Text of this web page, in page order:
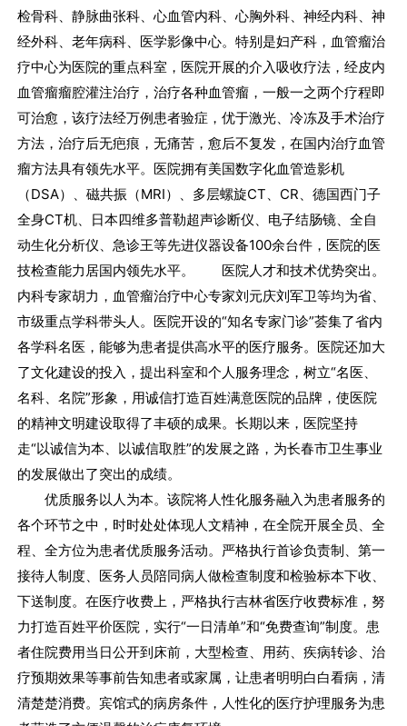
检骨科、静脉曲张科、心血管内科、心胸外科、神经内科、神
经外科、老年病科、医学影像中心。特别是妇产科，血管瘤治
疗中心为医院的重点科室，医院开展的介入吸收疗法，经皮内
血管瘤瘤腔灌注治疗，治疗各种血管瘤，一般一之两个疗程即
可治愈，该疗法经万例患者验症，优于激光、冷冻及手术治疗
方法，治疗后无疤痕，无痛苦，愈后不复发，在国内治疗血管
瘤方法具有领先水平。医院拥有美国数字化血管造影机
（DSA）、磁共振（MRI）、多层螺旋CT、CR、德国西门子
全身CT机、日本四维多普勒超声诊断仪、电子结肠镜、全自
动生化分析仪、急诊王等先进仪器设备100余台件，医院的医
技检查能力居国内领先水平。 医院人才和技术优势突出。
内科专家胡力，血管瘤治疗中心专家刘元庆刘军卫等均为省、
市级重点学科带头人。医院开设的“知名专家门诊”荟集了省内
各学科名医，能够为患者提供高水平的医疗服务。医院还加大
了文化建设的投入，提出科室和个人服务理念，树立“名医、
名科、名院”形象，用诚信打造百姓满意医院的品牌，使医院
的精神文明建设取得了丰硕的成果。长期以来，医院坚持
走“以诚信为本、以诚信取胜”的发展之路，为长春市卫生事业
的发展做出了突出的成绩。
优质服务以人为本。该院将人性化服务融入为患者服务的
各个环节之中，时时处处体现人文精神，在全院开展全员、全
程、全方位为患者优质服务活动。严格执行首诊负责制、第一
接待人制度、医务人员陪同病人做检查制度和检验标本下收、
下送制度。在医疗收费上，严格执行吉林省医疗收费标准，努
力打造百姓平价医院，实行“一日清单”和“免费查询”制度。患
者住院费用当日公开到床前，大型检查、用药、疾病转诊、治
疗预期效果等事前告知患者或家属，让患者明明白白看病，清
清楚楚消费。宾馆式的病房条件，人性化的医疗护理服务为患